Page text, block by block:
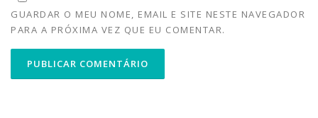
GUARDAR O MEU NOME, EMAIL E SITE NESTE NAVEGADOR
PARA A PRÓXIMA VEZ QUE EU COMENTAR.